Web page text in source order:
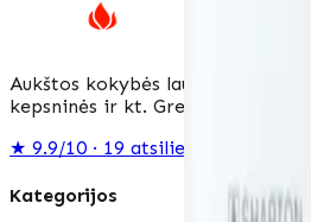
Aukštos kokybės lauko virtuvės
kepsninės ir kt. Greitas
★ 9.9/10 · 19 atsiliepimai ·
Kategorijos